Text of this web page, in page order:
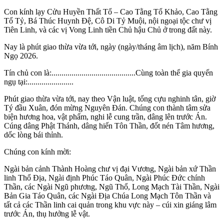
Con kính lạy Cửu Huyền Thất Tổ – Cao Tằng Tổ Khảo, Cao Tằng
Tổ Tỷ, Bá Thúc Huynh Đệ, Cô Di Tỷ Muội, nội ngoại tộc chư vị
Tiên Linh, và các vị Vong Linh tiền Chủ hậu Chủ ở trong đất này.
Nay là phút giao thừa vừa tới, ngày (ngày/tháng âm lịch), năm Bính
Ngọ 2026.
Tín chủ con là:..........................................Cùng toàn thể gia quyến
ngụ tại:.......................
Phút giao thừa vừa tới, nay theo Vận luật, tống cựu nghinh tân, giờ
Tý đầu Xuân, đón mừng Nguyên Đán. Chúng con thành tâm sửa
biện hương hoa, vật phẩm, nghi lễ cung trần, dâng lên trước Án.
Cúng dâng Phật Thánh, dâng hiến Tôn Thần, đốt nén Tâm hương,
dốc lòng bái thỉnh.
Chúng con kính mời:
Ngài bản cảnh Thành Hoàng chư vị đại Vương, Ngài bản xứ Thần
linh Thổ Địa, Ngài định Phúc Táo Quân, Ngài Phúc Đức chính
Thần, các Ngài Ngũ phương, Ngũ Thổ, Long Mạch Tài Thần, Ngài
Bản Gia Táo Quân, các Ngài Địa Chúa Long Mạch Tôn Thần và
tất cả các Thần linh cai quản trong khu vực này – cúi xin giáng lâm
trước Án, thụ hưởng lễ vật.